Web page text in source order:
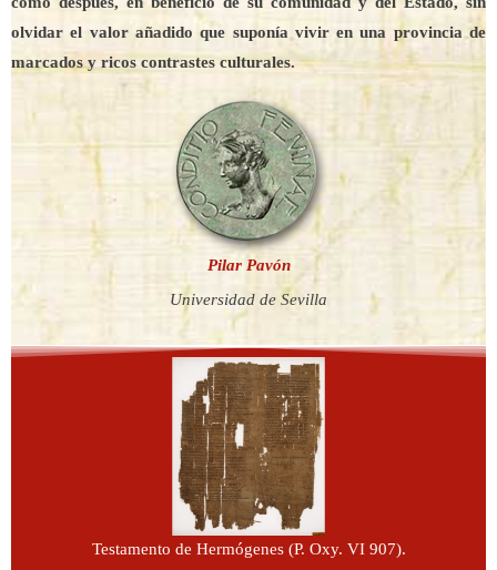
olvidar el valor añadido que suponía vivir en una provincia de
marcados y ricos contrastes culturales.
Pilar Pavón
Universidad de Sevilla
Testamento de Hermógenes (P. Oxy. VI 907).